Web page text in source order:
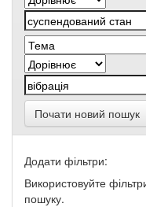
Почати новий пошук
Додати фільтри:
Використовуйте
пошуку.